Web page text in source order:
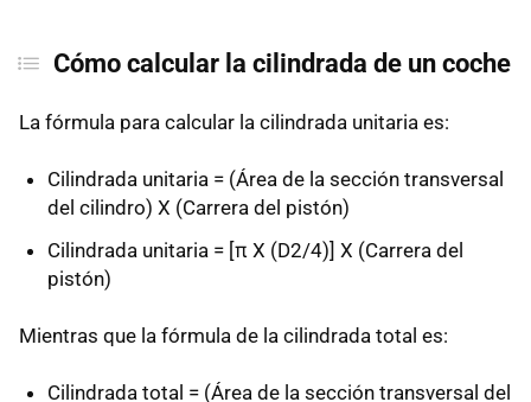
Cómo calcular la cilindrada de un coche
La fórmula para calcular la cilindrada unitaria es:
Cilindrada unitaria = (Área de la sección transversal
del cilindro) X (Carrera del pistón)
Cilindrada unitaria = [π X (D2/4)] X (Carrera del
pistón)
Mientras que la fórmula de la cilindrada total es:
Cilindrada total = (Área de la sección transversal del